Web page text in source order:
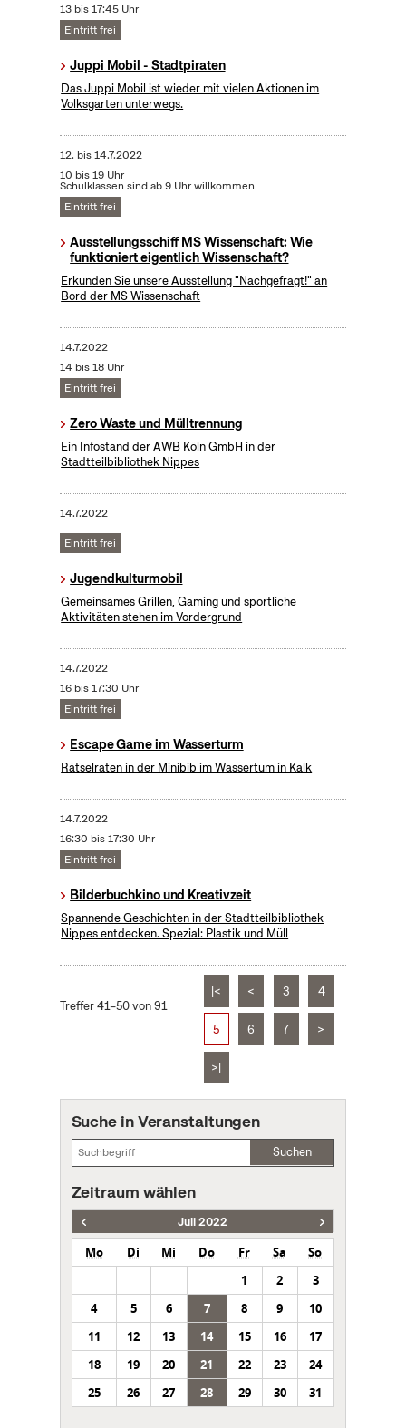
13 bis 17:45 Uhr
Eintritt frei
Juppi Mobil - Stadtpiraten
Das Juppi Mobil ist wieder mit vielen Aktionen im
Volksgarten unterwegs.
12. bis14.7.2022
10 bis 19 Uhr
Schulklassen sind ab 9 Uhr willkommen
Eintritt frei
Ausstellungsschiff MS Wissenschaft: Wie
funktioniert eigentlich Wissenschaft?
Erkunden Sie unsere Ausstellung "Nachgefragt!" an
Bord der MS Wissenschaft
14.7.2022
14 bis 18 Uhr
Eintritt frei
Zero Waste und Mülltrennung
Ein Infostand der AWB Köln GmbH in der
Stadtteilbibliothek Nippes
14.7.2022
Eintritt frei
Jugendkulturmobil
Gemeinsames Grillen, Gaming und sportliche
Aktivitäten stehen im Vordergrund
14.7.2022
16 bis 17:30 Uhr
Eintritt frei
Escape Game im Wasserturm
Rätselraten in der Minibib im Wassertum in Kalk
14.7.2022
16:30 bis 17:30 Uhr
Eintritt frei
Bilderbuchkino und Kreativzeit
Spannende Geschichten in der Stadtteilbibliothek
Nippes entdecken. Spezial: Plastik und Müll
Treffer 41–50 von 91
|< < 3 4
5 6 7 >
>|
Suche in Veranstaltungen
Suchen
Zeitraum wählen
Juli 2022
Mo Di Mi Do Fr Sa
So
1
2
3
4
5 6 7 8 9
10
11
12 13 14 15 16
17
18
19 20 21 22 23
24
25
26 27 28 29 30 31